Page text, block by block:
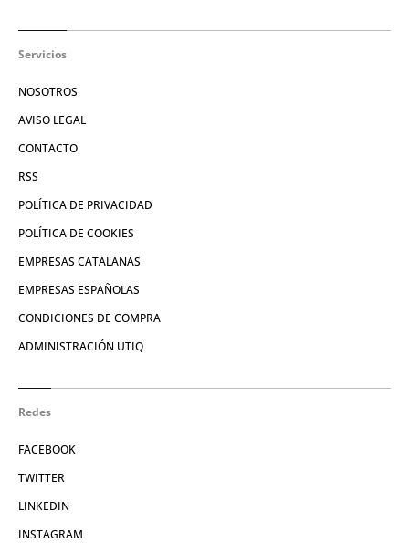
Servicios
NOSOTROS
AVISO LEGAL
CONTACTO
RSS
POLÍTICA DE PRIVACIDAD
POLÍTICA DE COOKIES
EMPRESAS CATALANAS
EMPRESAS ESPAÑOLAS
CONDICIONES DE COMPRA
ADMINISTRACIÓN UTIQ
Redes
FACEBOOK
TWITTER
LINKEDIN
INSTAGRAM